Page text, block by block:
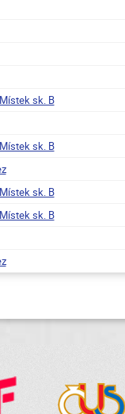
sk. B
sk. B
sk. B
sk. B